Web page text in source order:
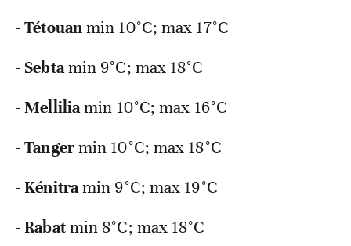
-Tétouanmin 10°C; max 17°C
- Sebtamin 9°C; max 18°C
-Melliliamin 10°C; max 16°C
-Tangermin 10°C; max 18°C
-Kénitramin 9°C; max 19°C
-Rabatmin 8°C; max 18°C